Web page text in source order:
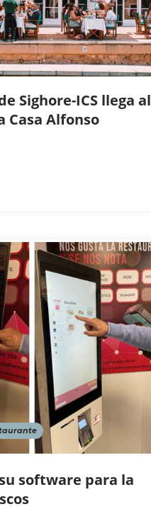
Sighore-ICS llega al
Casa Alfonso
software para la